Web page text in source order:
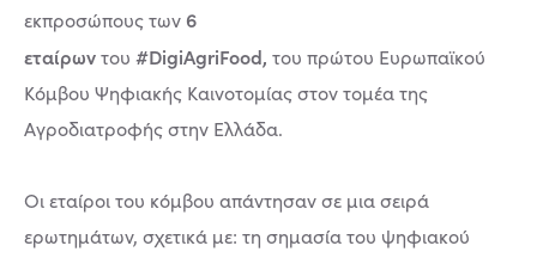
εκπροσώπους των 6
εταίρωντου #DigiAgriFood, του πρώτου Ευρωπαϊκού
Κόμβου Ψηφιακής Καινοτομίας στον τομέα της
Αγροδιατροφής στην Ελλάδα.
Οι εταίροι του κόμβου απάντησαν σε μια σειρά
ερωτημάτων, σχετικά με: τη σημασία του ψηφιακού